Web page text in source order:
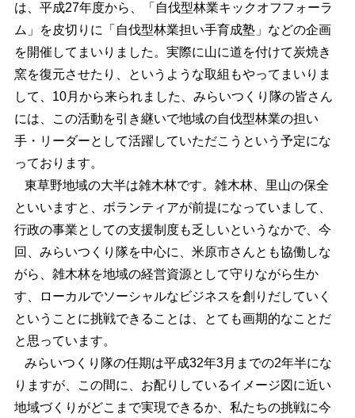
は、平成27年度から、「自伐型林業キックオフフォーラ
ム」を皮切りに「自伐型林業担い手育成塾」などの企画
を開催してまいりました。実際に山に道を付けて炭焼き
窯を復元させたり、というような取組もやってまいりま
して、10月から来られました、みらいつくり隊の皆さん
には、この活動を引き継いで地域の自伐型林業の担い
手・リーダーとして活躍していただこうという予定にな
っております。
東草野地域の大半は雑木林です。雑木林、里山の保全
といいますと、ボランティアが前提になっていまして、
行政の事業としての支援制度も乏しいというなかで、今
回、みらいつくり隊を中心に、米原市さんとも協働しな
がら、雑木林を地域の経営資源として守りながら生か
す、ローカルでソーシャルなビジネスを創りだしていく
ということに挑戦できることは、とても画期的なことだ
と思っています。
みらいつくり隊の任期は平成32年3月までの2年半にな
りますが、この間に、お配りしているイメージ図に近い
地域づくりがどこまで実現できるか、私たちの挑戦に今